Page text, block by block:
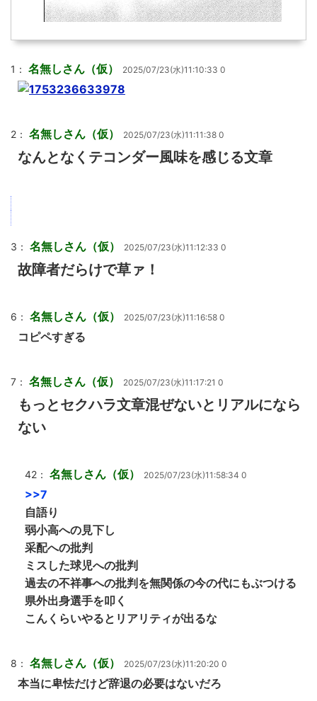
1： 名無しさん（仮） 2025/07/23(水)11:10:33 0
2： 名無しさん（仮） 2025/07/23(水)11:11:38 0
なんとなくテコンダー風味を感じる文章
3： 名無しさん（仮） 2025/07/23(水)11:12:33 0
故障者だらけで草ァ！
6： 名無しさん（仮） 2025/07/23(水)11:16:58 0
コピペすぎる
7： 名無しさん（仮） 2025/07/23(水)11:17:21 0
もっとセクハラ文章混ぜないとリアルになら
ない
42： 名無しさん（仮） 2025/07/23(水)11:58:34 0
>>7
自語り
弱小高への見下し
采配への批判
ミスした球児への批判
過去の不祥事への批判を無関係の今の代にもぶつける
県外出身選手を叩く
こんくらいやるとリアリティが出るな
8： 名無しさん（仮） 2025/07/23(水)11:20:20 0
本当に卑怯だけど辞退の必要はないだろ